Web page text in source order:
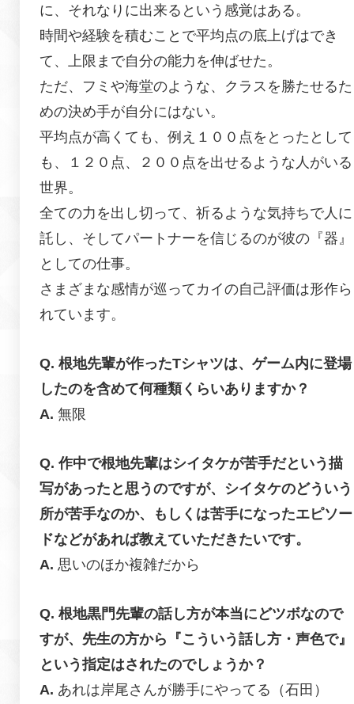
に、それなりに出来るという感覚はある。
時間や経験を積むことで平均点の底上げはでき
て、上限まで自分の能力を伸ばせた。
ただ、フミや海堂のような、クラスを勝たせるた
めの決め手が自分にはない。
平均点が高くても、例え１００点をとったとして
も、１２０点、２００点を出せるような人がいる
世界。
全ての力を出し切って、祈るような気持ちで人に
託し、そしてパートナーを信じるのが彼の『器』
としての仕事。
さまざまな感情が巡ってカイの自己評価は形作ら
れています。
根地先輩が作ったTシャツは、ゲーム内に登場
したのを含めて何種類くらいありますか？
無限
作中で根地先輩はシイタケが苦手だという描
写があったと思うのですが、シイタケのどういう
所が苦手なのか、もしくは苦手になったエピソー
ドなどがあれば教えていただきたいです。
思いのほか複雑だから
根地黒門先輩の話し方が本当にどツボなので
すが、先生の方から『こういう話し方・声色で』
という指定はされたのでしょうか？
あれは岸尾さんが勝手にやってる（石田）